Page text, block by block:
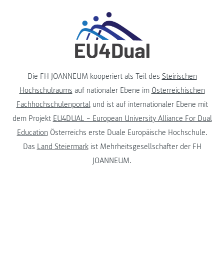
Die FH JOANNEUM kooperiert als Teil des Steirischen
Hochschulraums auf nationaler Ebene im Österreichischen
Fachhochschulenportalund ist auf internationaler Ebene mit
dem Projekt EU4DUAL – European University Alliance For Dual
Education Österreichs erste Duale Europäische Hochschule.
Das Land Steiermarkist Mehrheitsgesellschafter der FH
JOANNEUM.